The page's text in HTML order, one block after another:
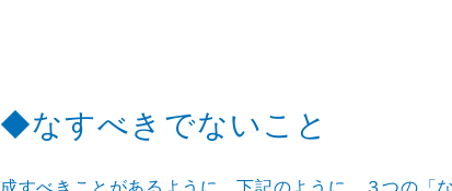
◆なすべきでないこと
成すべきことがあるように、下記のように、３つの「